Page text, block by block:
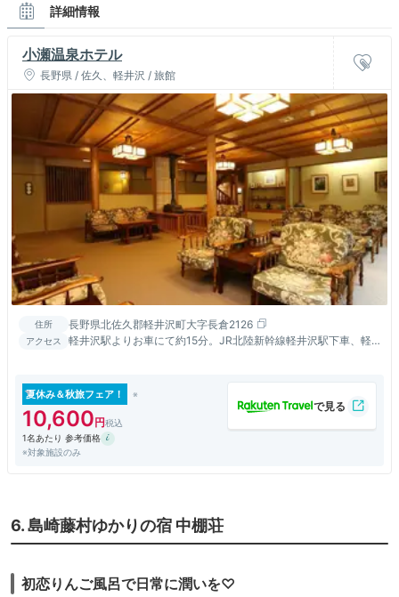
詳細情報
小瀬温泉ホテル
長野県 / 佐久、軽井沢 / 旅館
住所 長野県北佐久郡軽井沢町大字長倉2126
アクセス
軽井沢駅よりお車にて約15分。JR北陸新幹線軽井沢駅下車、軽
夏休み＆秋旅フェア！
10,600
1名あたり 参考価格
※対象施設のみ
6. 島崎藤村ゆかりの宿 中棚荘
初恋りんご風呂で日常に潤いを♡